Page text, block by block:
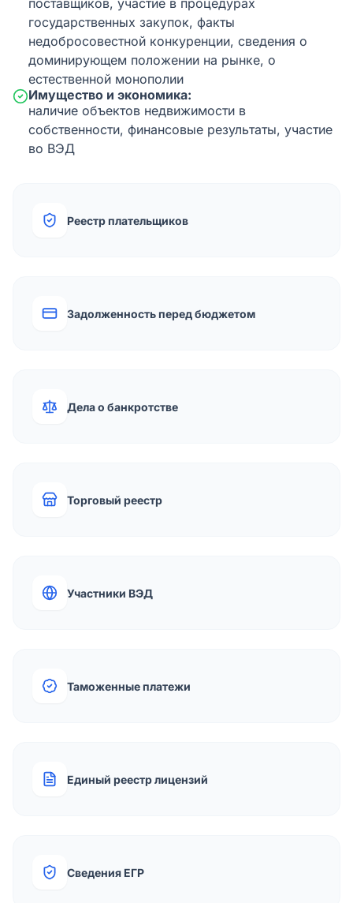
поставщиков, участие в процедурах
государственных закупок, факты
недобросовестной конкуренции, сведения о
доминирующем положении на рынке, о
естественной монополии
Имущество и экономика:
наличие объектов недвижимости в
собственности, финансовые результаты, участие
во ВЭД
Реестр плательщиков
Задолженность перед бюджетом
Дела о банкротстве
Торговый реестр
Участники ВЭД
Таможенные платежи
Единый реестр лицензий
Сведения ЕГР